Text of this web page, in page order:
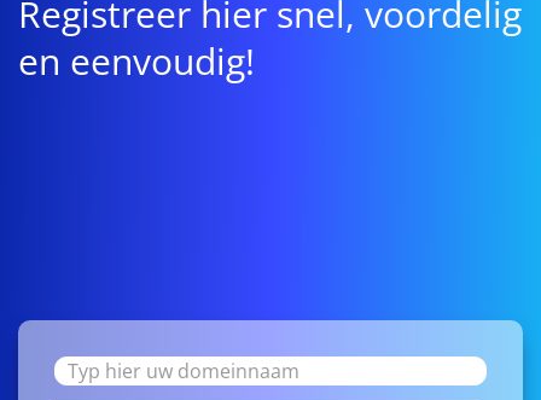
Registreer hier snel, voordelig
en eenvoudig!